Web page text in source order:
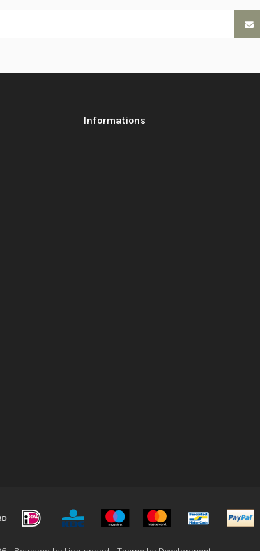
Informations